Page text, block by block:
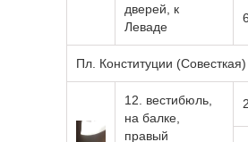
дверей, к
Леваде
Пл. Конституции (Совесткая)
12. вестибюль,
на балке,
правый